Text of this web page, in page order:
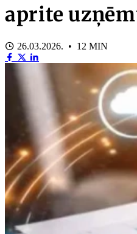
aprite
26.03.2026. • 12 MIN